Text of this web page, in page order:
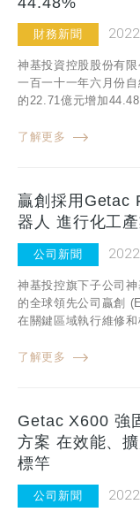
財務新聞
神基投資控股股份有
一百一十一年六月份
的22.71億元增加
了解更多
贏創採用Getac
器人 進行化工
公司新聞
神基投控旗下子公司
的全球領先公司贏創
在關鍵區域執行維修
了解更多
Getac X600 強
方案 在效能、
標竿
公司新聞